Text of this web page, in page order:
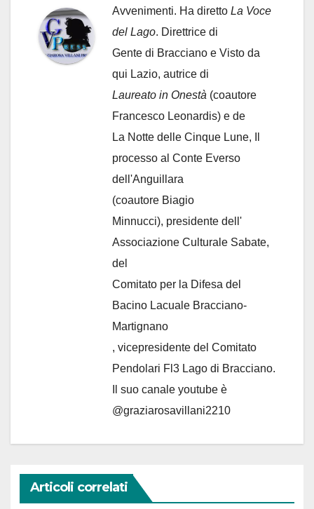
Avvenimenti. Ha diretto La Voce
del Lago. Direttrice di
Gente di Bracciano e Visto da
qui Lazio, autrice di
Laureato in Onestà (coautore
Francesco Leonardis) e de
La Notte delle Cinque Lune, Il
processo al Conte Everso
dell'Anguillara
(coautore Biagio
Minnucci), presidente dell'
Associazione Culturale Sabate,
del
Comitato per la Difesa del
Bacino Lacuale Bracciano-
Martignano
, vicepresidente del Comitato
Pendolari Fl3 Lago di Bracciano.
Il suo canale youtube è
@graziarosavillani2210
Articoli correlati